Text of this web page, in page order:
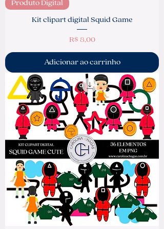
Produto Digital
Kit clipart digital Squid Game
Preço
R$ 8,00
Adicionar ao carrinho